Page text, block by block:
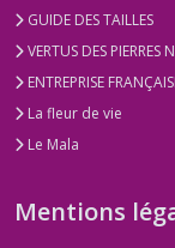
GUIDE DES TAILLES
VERTUS DES PIERRES
ENTREPRISE
La fleur de vie
Le Mala
Mentions